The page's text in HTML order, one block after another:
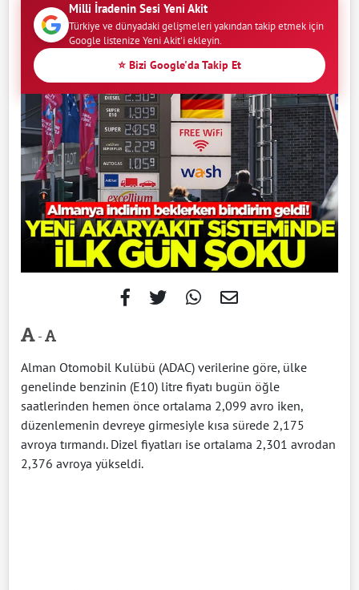
Milli İradenin Sesi Yeni Akit
Türkiye ve dünyadaki gelişmeleri yakından takip etmek için
Google listenize Yeni Akit'i ekleyin.
⭐ Bizi Google'da Takip Et
-
Alman Otomobil Kulübü (ADAC) verilerine göre, ülke
genelinde benzinin (E10) litre fiyatı bugün öğle
saatlerinden hemen önce ortalama 2,099 avro iken,
düzenlemenin devreye girmesiyle kısa sürede 2,175
avroya tırmandı. Dizel fiyatları ise ortalama 2,301 avrodan
2,376 avroya yükseldi.